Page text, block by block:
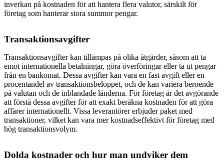
inverkan på kostnaden för att hantera flera valutor, särskilt för
företag som hanterar stora summor pengar.
Transaktionsavgifter
Transaktionsavgifter kan tillämpas på olika åtgärder, såsom att ta
emot internationella betalningar, göra överföringar eller ta ut pengar
från en bankomat. Dessa avgifter kan vara en fast avgift eller en
procentandel av transaktionsbeloppet, och de kan variera beroende
på valutan och de inblandade länderna. För företag är det avgörande
att förstå dessa avgifter för att exakt beräkna kostnaden för att göra
affärer internationellt. Vissa leverantörer erbjuder paket med
transaktioner, vilket kan vara mer kostnadseffektivt för företag med
hög transaktionsvolym.
Dolda kostnader och hur man undviker dem